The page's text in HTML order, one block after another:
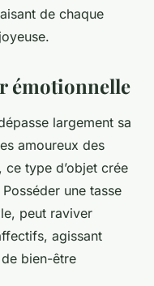
de chaque
émotionnelle
largement sa
amoureux des
type d’objet crée
une tasse
peut raviver
agissant
bien-être